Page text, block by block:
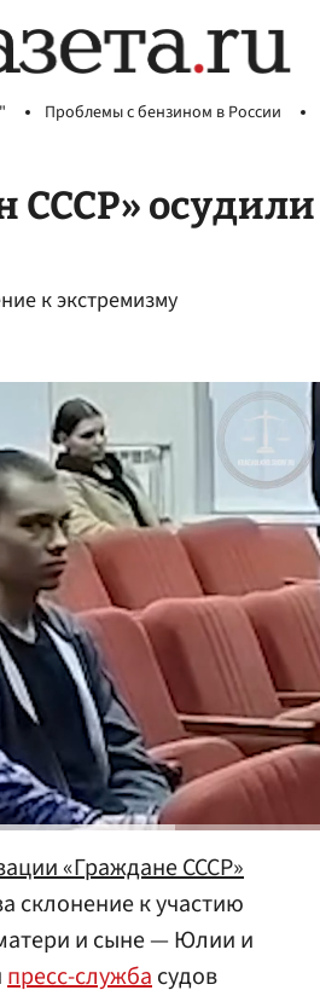
Проблемы с бензином в России
СССР» осудили
к экстремизму
«Граждане СССР»
склонение к участию
и сыне — Юлии и
пресс-службасудов